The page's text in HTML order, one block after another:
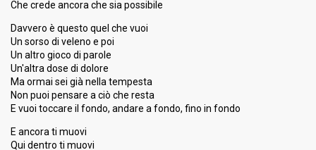
Che crede ancora che sia possibile
Davvero è questo quel che vuoi
Un sorso di veleno e poi
Un altro gioco di parole
Un'altra dose di dolore
Ma ormai sei già nella tempesta
Non puoi pensare a ciò che resta
E vuoi toccare il fondo, andare a fondo, fino in fondo
E ancora ti muovi
Qui dentro ti muovi